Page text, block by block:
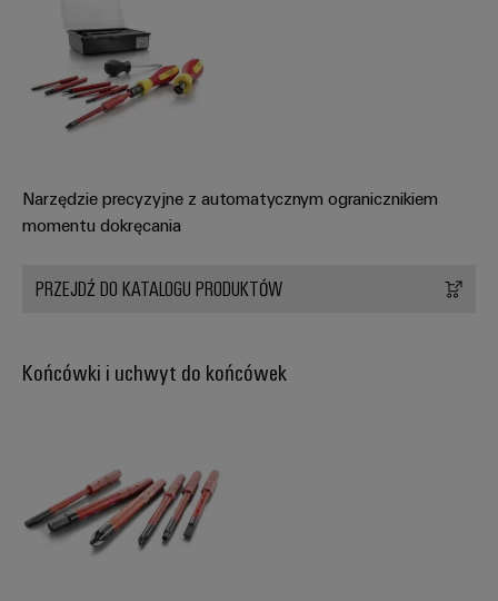
Narzędzie precyzyjne z automatycznym ogranicznikiem
momentu dokręcania
PRZEJDŹ DO KATALOGU PRODUKTÓW
Końcówki i uchwyt do końcówek